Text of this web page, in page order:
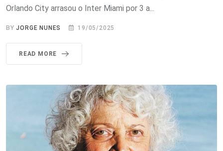
Orlando City arrasou o Inter Miami por 3 a...
BYJORGE NUNES 19/05/2025
READ MORE